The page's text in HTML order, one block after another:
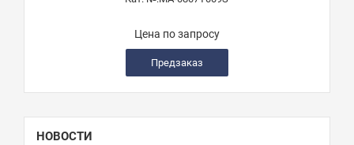
Цена по запросу
Предзаказ
НОВОСТИ